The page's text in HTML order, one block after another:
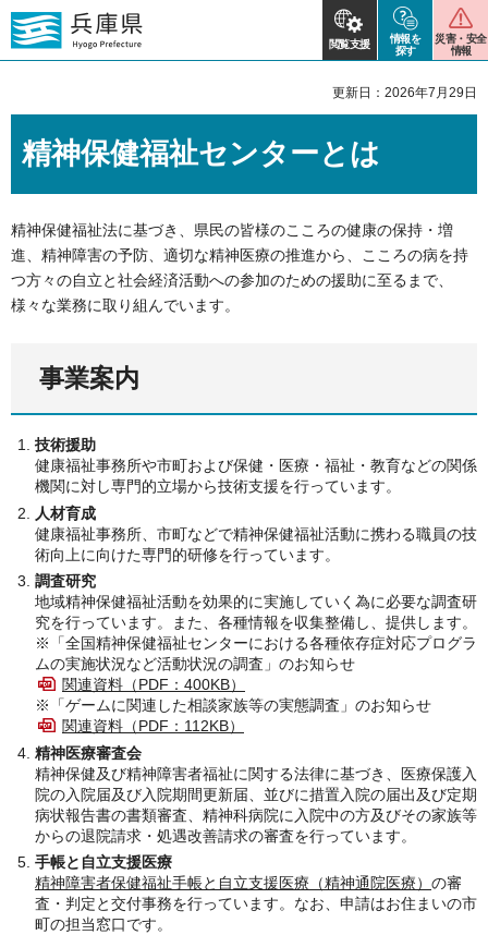
閲覧支援
情報を
探す
災害・安全
情報
更新日：2026年7月29日
精神保健福祉センターとは
精神保健福祉法に基づき、県民の皆様のこころの健康の保持・増
進、精神障害の予防、適切な精神医療の推進から、こころの病を持
つ方々の自立と社会経済活動への参加のための援助に至るまで、
様々な業務に取り組んでいます。
事業案内
技術援助
健康福祉事務所や市町および保健・医療・福祉・教育などの関係
機関に対し専門的立場から技術支援を行っています。
人材育成
健康福祉事務所、市町などで精神保健福祉活動に携わる職員の技
術向上に向けた専門的研修を行っています。
調査研究
地域精神保健福祉活動を効果的に実施していく為に必要な調査研
究を行っています。また、各種情報を収集整備し、提供します。
※「全国精神保健福祉センターにおける各種依存症対応プログラ
ムの実施状況など活動状況の調査」のお知らせ
関連資料（PDF：400KB）
※「ゲームに関連した相談家族等の実態調査」のお知らせ
関連資料（PDF：112KB）
精神医療審査会
精神保健及び精神障害者福祉に関する法律に基づき、医療保護入
院の入院届及び入院期間更新届、並びに措置入院の届出及び定期
病状報告書の書類審査、精神科病院に入院中の方及びその家族等
からの退院請求・処遇改善請求の審査を行っています。
手帳と自立支援医療
精神障害者保健福祉手帳と自立支援医療（精神通院医療） の審
査・判定と交付事務を行っています。なお、申請はお住まいの市
町の担当窓口です。